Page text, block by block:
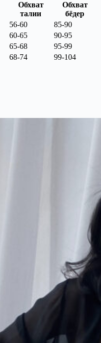
Обхват
талии
Обхват
бёдер
56-60
85-90
60-65
90-95
65-68
95-99
68-74 99-104